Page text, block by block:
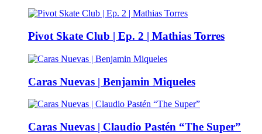
Pivot Skate Club | Ep. 2 | Mathias Torres
Caras Nuevas | Benjamin Miqueles
Caras Nuevas | Claudio Pastén “The Super”